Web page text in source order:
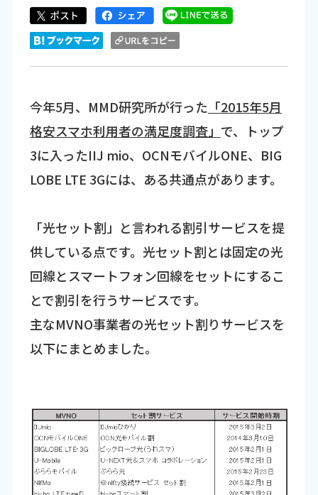
今年5月、MMD研究所が行った 「2015年5月
格安スマホ利用者の満足度調査」 で、トップ
3に入ったIIJ mio、OCNモバイルONE、BIG
LOBE LTE 3Gには、ある共通点があります。
「光セット割」と言われる割引サービスを提
供している点です。光セット割とは固定の光
回線とスマートフォン回線をセットにするこ
とで割引を行うサービスです。
主なMVNO事業者の光セット割りサービスを
以下にまとめました。